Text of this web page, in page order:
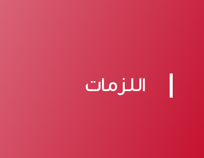
اللزمات